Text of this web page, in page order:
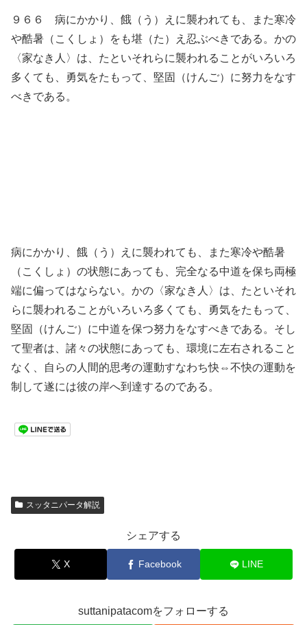
９６６ 病にかかり、餓（う）えに襲われても、また寒冷
や酷暑（こくしょ）をも堪（た）え忍ぶべきである。かの
〈家なき人〉は、たといそれらに襲われることがいろいろ
多くても、勇気をたもって、堅固（けんご）に努力をなす
べきである。
病にかかり、餓（う）えに襲われても、また寒冷や酷暑
（こくしょ）の状態にあっても、完全なる中道を保ち両極
端に偏ってはならない。かの〈家なき人〉は、たといそれ
らに襲われることがいろいろ多くても、勇気をたもって、
堅固（けんご）に中道を保つ努力をなすべきである。そし
て聖者は、諸々の状態にあっても、環境に左右されること
なく、自らの人間的思考の運動すなわち快⇔不快の運動を
制して遂には彼の岸へ到達するのである。
スッタニパータ解説
シェアする
X Facebook LINE
suttanipatacomをフォローする